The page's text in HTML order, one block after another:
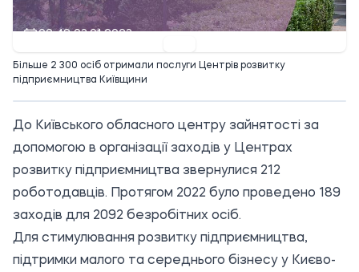
09:48 03.01.2023
Більше 2 300 осіб отримали послуги Центрів розвитку
підприємництва Київщини
До Київського обласного центру зайнятості за
допомогою в організації заходів у Центрах
розвитку підприємництва звернулися 212
роботодавців. Протягом 2022 було проведено 189
заходів для 2092 безробітних осіб.
Для стимулювання розвитку підприємництва,
підтримки малого та середнього бізнесу у Києво-